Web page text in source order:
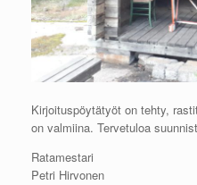
Kirjoituspöytätyöt on tehty,
on valmiina. Tervetuloa
Ratamestari
Petri Hirvonen